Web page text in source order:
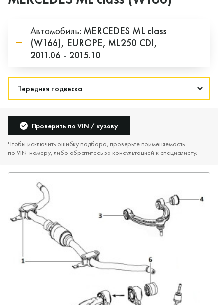
Автомобиль: MERCEDES ML class
(W166), EUROPE, ML250 CDI,
2011.06 - 2015.10
Проверить по VIN / кузову
Чтобы исключить ошибку подбора, проверьте применяемость
по VIN‑номеру, либо обратитесь за консультацией к специалисту.